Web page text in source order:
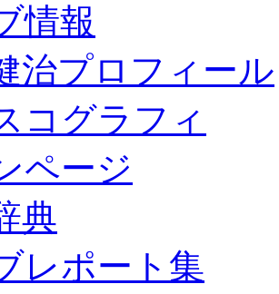
情報
治プロフィール
コグラフィ
ページ
典
レポート集